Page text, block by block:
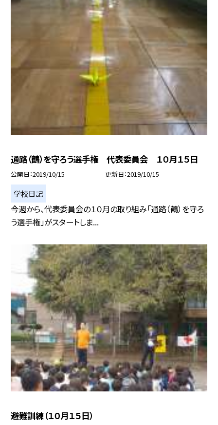
通路（鶴）を守ろう選手権 代表委員会 １０月１５日
公開日 2019/10/15 更新日 2019/10/15
学校日記
今週から、代表委員会の１０月の取り組み「通路（鶴）を守ろ
う選手権」がスタートしま...
避難訓練（１０月１５日）